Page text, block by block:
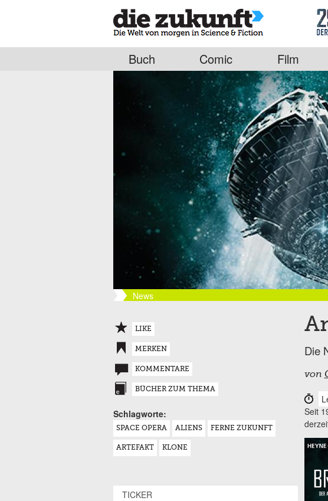
Buch Comic Film
News
Die
von
Seit
LIKE
MERKEN
KOMMENTARE
BÜCHER ZUM THEMA
Schlagworte:
SPACE OPERA ALIENS FERNE ZUKUNFT
ARTEFAKT KLONE
TICKER